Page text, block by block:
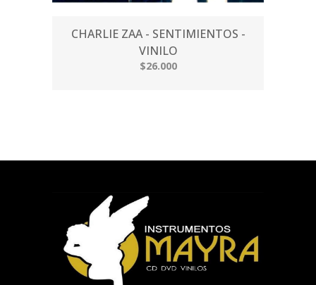
CHARLIE ZAA - SENTIMIENTOS -
VINILO
$26.000